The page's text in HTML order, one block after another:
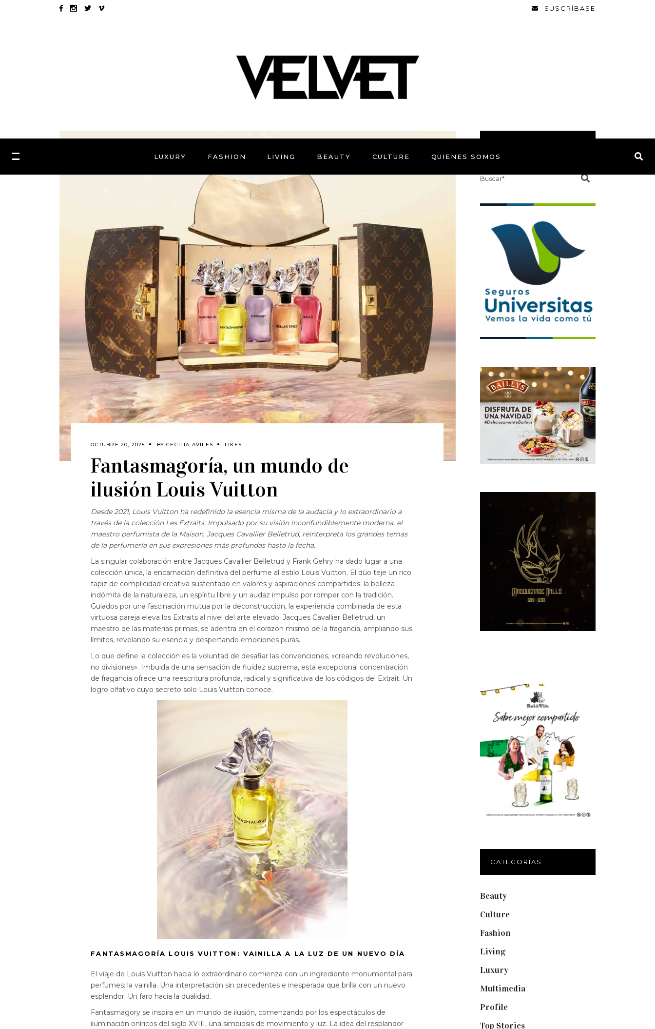
SUSCRÍBASE
LUXURY FASHION LIVING BEAUTY CULTURE QUIENES SOMOS
OCTUBRE 20, 2025 BYCECILIA AVILES LIKES
Fantasmagoría, un mundo de
ilusión Louis Vuitton
Desde 2021, Louis Vuitton ha redefinido la esencia misma de la audacia y lo extraordinario a
través de la colección Les Extraits. Impulsado por su visión inconfundiblemente moderna, el
maestro perfumista de la Maison, Jacques Cavallier Belletrud, reinterpreta los grandes temas
de la perfumería en sus expresiones más profundas hasta la fecha.
La singular colaboración entre Jacques Cavallier Belletrud y Frank Gehry ha dado lugar a una
colección única, la encarnación definitiva del perfume al estilo Louis Vuitton. El dúo teje un rico
tapiz de complicidad creativa sustentado en valores y aspiraciones compartidos: la belleza
indómita de la naturaleza, un espíritu libre y un audaz impulso por romper con la tradición.
Guiados por una fascinación mutua por la deconstrucción, la experiencia combinada de esta
virtuosa pareja eleva los Extraits al nivel del arte elevado. Jacques Cavallier Belletrud, un
maestro de las materias primas, se adentra en el corazón mismo de la fragancia, ampliando sus
límites, revelando su esencia y despertando emociones puras.
Lo que define la colección es la voluntad de desafiar las convenciones, «creando revoluciones,
no divisiones». Imbuida de una sensación de fluidez suprema, esta excepcional concentración
de fragancia ofrece una reescritura profunda, radical y significativa de los códigos del Extrait. Un
logro olfativo cuyo secreto solo Louis Vuitton conoce.
FANTASMAGORÍA LOUIS VUITTON: VAINILLA A LA LUZ DE UN NUEVO DÍA
El viaje de Louis Vuitton hacia lo extraordinario comienza con un ingrediente monumental para
perfumes: la vainilla. Una interpretación sin precedentes e inesperada que brilla con un nuevo
esplendor. Un faro hacia la dualidad.
Fantasmagory se inspira en un mundo de ilusión, comenzando por los espectáculos de
iluminación oníricos del siglo XVIII, una simbiosis de movimiento y luz. La idea del resplandor
Search
CATEGORÍAS
Beauty(250)
Culture(132)
Fashion
Living(337)
Luxury(664)
Multimedia(10)
Profile(8)
Top Stories(123)